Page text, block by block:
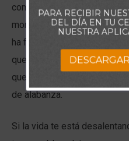
comparación con los cielos,
montes y la grandeza de
ha favorecido con su
que nos ha dado la
que ha puesto en nuestras
de alabanza.
Si la vida te está
PARA RECIBIR
DEL DÍA EN TU
NUESTRA